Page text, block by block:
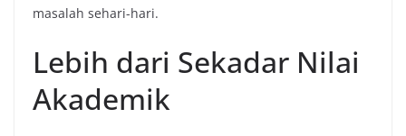
masalah sehari-hari.
Lebih dari Sekadar Nilai
Akademik